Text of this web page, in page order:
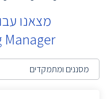
מצאנו
Manager
מסננים ומתמקדים